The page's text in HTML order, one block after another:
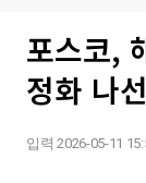
포스코,
정화 나
입력 2026-05-11